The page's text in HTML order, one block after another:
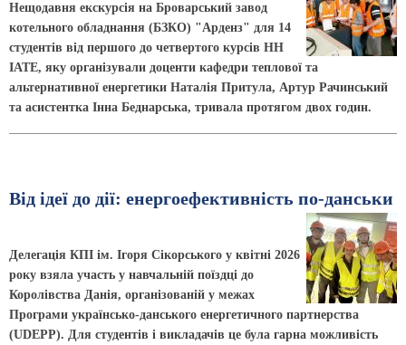
Нещодавня екскурсія на Броварський завод
котельного обладнання (БЗКО) "Арденз" для 14
студентів від першого до четвертого курсів НН
ІАТЕ, яку організували доценти кафедри теплової та
альтернативної енергетики Наталія Притула, Артур Рачинський
та асистентка Інна Беднар­ська, тривала протягом двох годин.
Від ідеї до дії: енергоефективність по-данськи
Делегація КПІ ім. Ігоря Сікорського у квітні 2026
року взяла участь у навчальній поїздці до
Королівства Данія, організованій у межах
Програми українсько-данського енергетичного партнерства
(UDEPP). Для студентів і викладачів це була гарна можливість